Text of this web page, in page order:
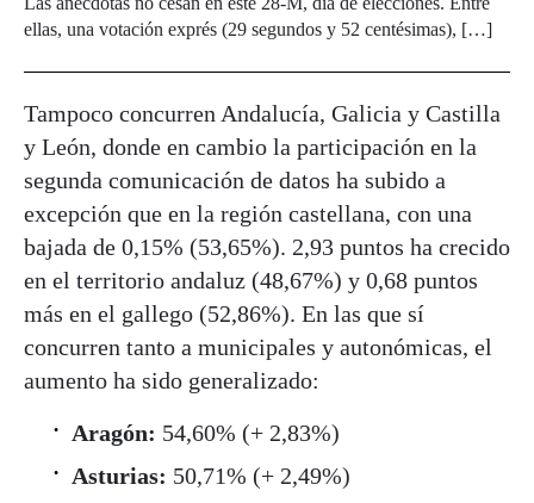
ellas, una votación exprés (29 segundos y 52 centésimas), […]
Tampoco concurren Andalucía, Galicia y Castilla
y León, donde en cambio la participación en la
segunda comunicación de datos ha subido a
excepción que en la región castellana, con una
bajada de 0,15% (53,65%). 2,93 puntos ha crecido
en el territorio andaluz (48,67%) y 0,68 puntos
más en el gallego (52,86%). En las que sí
concurren tanto a municipales y autonómicas, el
aumento ha sido generalizado:
Aragón: 54,60% (+ 2,83%)
Asturias: 50,71% (+ 2,49%)